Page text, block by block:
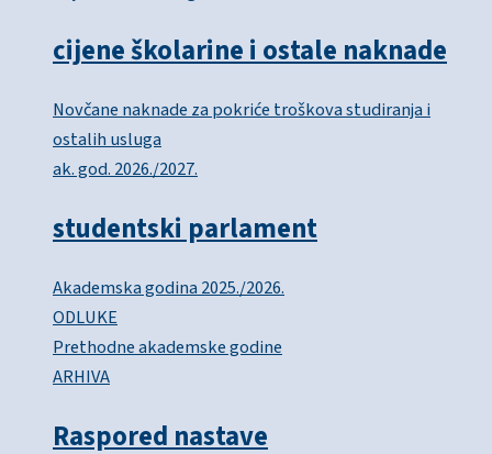
cijene školarine i ostale naknade
Novčane naknade za pokriće troškova studiranja i
ostalih usluga
ak. god. 2026./2027.
studentski parlament
Akademska godina 2025./2026.
ODLUKE
Prethodne akademske godine
ARHIVA
Raspored nastave